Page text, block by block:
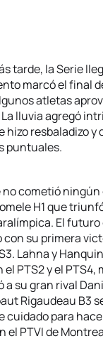
tarde, la Serie
marcó el final
atletas
lluvia agregó
hizo resbaladizo y
puntuales.
no cometió
H1 que
El
con su primera
Lahna y
PTS2 y el PTS4,
a su gran rival
Rigaudeau B3
para
el PTVI de